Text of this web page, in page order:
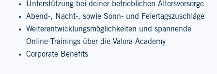
Unterstützung bei deiner betrieblichen Altersvorsorge
Abend-, Nacht-, sowie Sonn- und Feiertagszuschläge
Weiterentwicklungsmöglichkeiten und spannende
Online-Trainings über die Valora Academy
Corporate Benefits